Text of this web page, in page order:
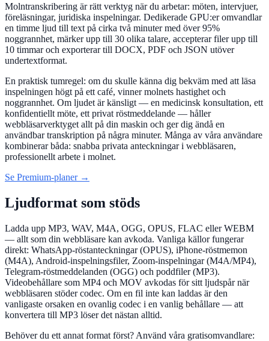
Molntranskribering är rätt verktyg när du arbetar: möten, intervjuer,
föreläsningar, juridiska inspelningar. Dedikerade GPU:er omvandlar
en timme ljud till text på cirka två minuter med över 95%
noggrannhet, märker upp till 30 olika talare, accepterar filer upp till
10 timmar och exporterar till DOCX, PDF och JSON utöver
undertextformat.
En praktisk tumregel: om du skulle känna dig bekväm med att läsa
inspelningen högt på ett café, vinner molnets hastighet och
noggrannhet. Om ljudet är känsligt — en medicinsk konsultation, ett
konfidentiellt möte, ett privat röstmeddelande — håller
webbläsarverktyget allt på din maskin och ger dig ändå en
användbar transkription på några minuter. Många av våra användare
kombinerar båda: snabba privata anteckningar i webbläsaren,
professionellt arbete i molnet.
Se Premium-planer →
Ljudformat som stöds
Ladda upp MP3, WAV, M4A, OGG, OPUS, FLAC eller WEBM
— allt som din webbläsare kan avkoda. Vanliga källor fungerar
direkt: WhatsApp-röstanteckningar (OPUS), iPhone-röstmemon
(M4A), Android-inspelningsfiler, Zoom-inspelningar (M4A/MP4),
Telegram-röstmeddelanden (OGG) och poddfiler (MP3).
Videobehållare som MP4 och MOV avkodas för sitt ljudspår när
webbläsaren stöder codec. Om en fil inte kan laddas är den
vanligaste orsaken en ovanlig codec i en vanlig behållare — att
konvertera till MP3 löser det nästan alltid.
Behöver du ett annat format först? Använd våra gratisomvandlare: